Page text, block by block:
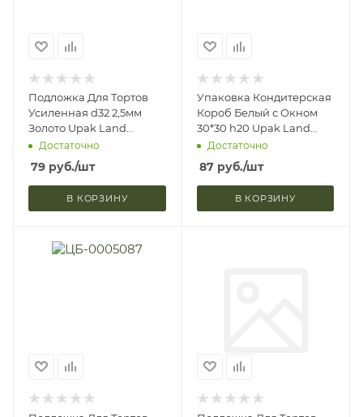
Подложка Для Тортов
Усиленная d32 2,5мм
Золото Upak Land
1498108 (1/5)
Достаточно
79 руб./шт
В КОРЗИНУ
Упаковка Кондитерская
Короб Белый с Окном
30*30 h20 Upak Land
4419151 (1/5)
Достаточно
87руб./шт
В КОРЗИНУ